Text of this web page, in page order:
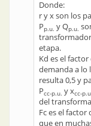
Donde:
r y x son los
Pp.u. y Qp.u.
etapa.
Kd es el
demanda a lo
resulta 0,5 y
Pcc-p.u. y xcc-
del
Fc es el
que en